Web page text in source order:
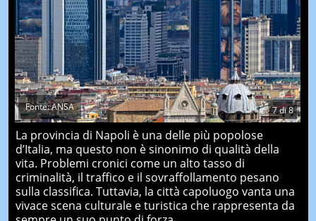
7di8
Fonte: ANSA
La provincia di Napoli è una delle più popolose
d’Italia, ma questo non è sinonimo di qualità della
vita. Problemi cronici come un alto tasso di
criminalità, il traffico e il sovraffollamento pesano
sulla classifica. Tuttavia, la città capoluogo vanta una
vivace scena culturale e turistica che rappresenta da